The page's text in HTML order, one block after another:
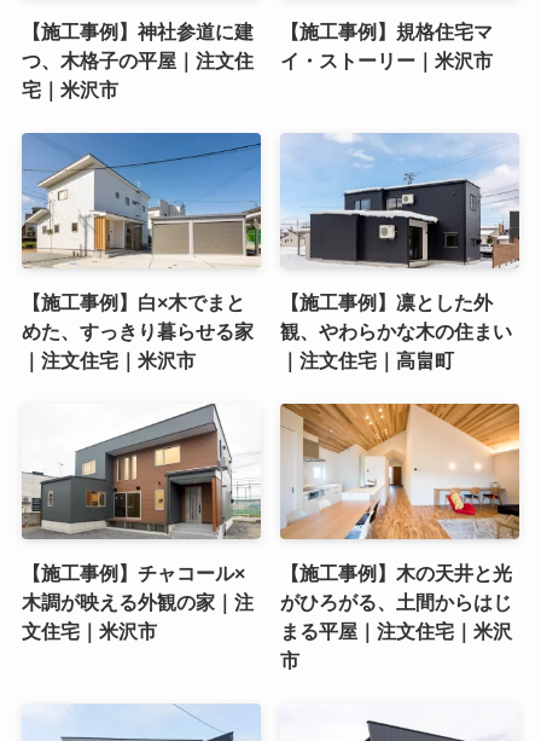
【施工事例】神社参道に建
つ、木格子の平屋｜注文住
宅｜米沢市
【施工事例】規格住宅マ
イ・ストーリー｜米沢市
【施工事例】白×木でまと
めた、すっきり暮らせる家
｜注文住宅｜米沢市
【施工事例】凛とした外
観、やわらかな木の住まい
｜注文住宅｜高畠町
【施工事例】チャコール×
木調が映える外観の家｜注
文住宅｜米沢市
【施工事例】木の天井と光
がひろがる、土間からはじ
まる平屋｜注文住宅｜米沢
市